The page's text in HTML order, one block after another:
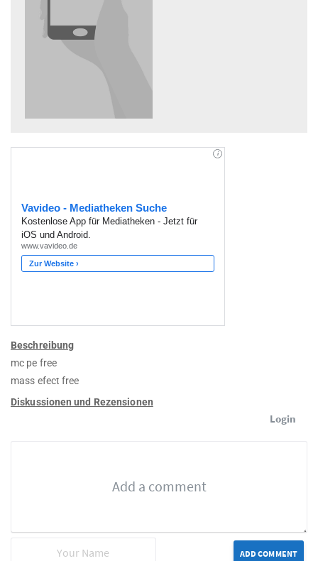
Beschreibung
mc pe free
mass efect free
Diskussionen und Rezensionen
Login
ADD COMMENT